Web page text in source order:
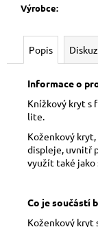
Výrobce:
Popis
Informace o
Knížkový kryt s
lite.
Koženkový
displeje, uvnitř
využít také jako
Co je součástí
Koženkový kryt